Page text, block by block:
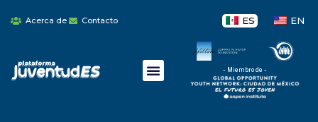
Acerca de Contacto ES EN
- Miembro de -